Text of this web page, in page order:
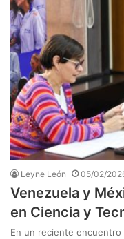
Leyne León 05/02/
Venezuela y
en Ciencia y
En un reciente encuentro